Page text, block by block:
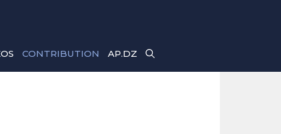
CONTRIBUTION AP.DZ